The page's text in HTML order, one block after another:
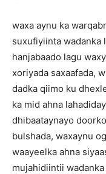
waxa aynu ka
suxufiyiinta wadanka
hanjabaado lagu
xoriyada saxaafada,
dadka qiimo ku
ka mid ahna
dhibaataynayo
bulshada, waxaynu
waayeelka ahna
mujahidiintii